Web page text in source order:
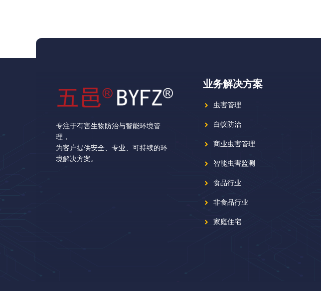
专注于有害生物防治与智能环境管
理，
为客户提供安全、专业、可持续的环
境解决方案。
业务解决方案
虫害管理
白蚁防治
商业虫害管理
智能虫害监测
食品行业
非食品行业
家庭住宅